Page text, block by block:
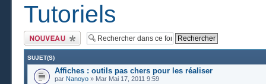
Tutoriels
Publier un nouveau
sujet
SUJET(S)
Affiches : outils pas chers pour les réaliser
par Nanoyo » Mar Mai 17, 2011 9:59